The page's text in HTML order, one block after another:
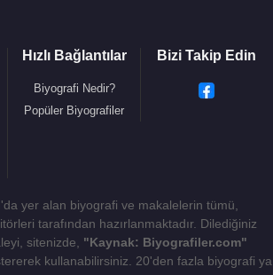
Hızlı Bağlantılar
Biyografi Nedir?
Popüler Biyografiler
Bizi Takip Edin
yer alan biyografi ve makalelerin tümü,
tarafından hazırlanmaktadır. Dilediğiniz
sitenizde, "Kaynak: Biyografiler.com"
kullanabilirsiniz. 20'den fazla biyografi ya